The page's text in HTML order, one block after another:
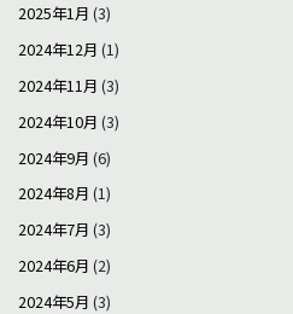
2025年1月 (3)
2024年12月 (1)
2024年11月 (3)
2024年10月 (3)
2024年9月 (6)
2024年8月 (1)
2024年7月 (3)
2024年6月 (2)
2024年5月 (3)